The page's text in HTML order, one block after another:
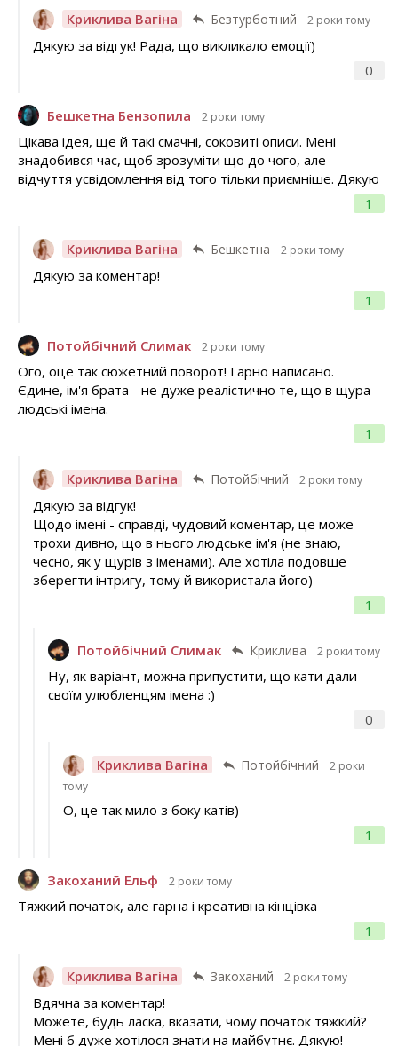
Криклива Вагіна Безтурботний 2 роки тому
0
Дякую за відгук! Рада, що викликало емоції)
Бешкетна Бензопила 2 роки тому
1
Цікава ідея, ще й такі смачні, соковиті описи. Мені
знадобився час, щоб зрозуміти що до чого, але
відчуття усвідомлення від того тільки приємніше. Дякую
Криклива Вагіна Бешкетна 2 роки тому
1
Дякую за коментар!
Потойбічний Слимак 2 роки тому
1
Ого, оце так сюжетний поворот! Гарно написано.
Єдине, ім'я брата - не дуже реалістично те, що в щура
людські імена.
Криклива Вагіна Потойбічний 2 роки тому
1
Дякую за відгук!
Щодо імені - справді, чудовий коментар, це може
трохи дивно, що в нього людське ім'я (не знаю,
чесно, як у щурів з іменами). Але хотіла подовше
зберегти інтригу, тому й використала його)
Потойбічний Слимак Криклива 2 роки тому
0
Ну, як варіант, можна припустити, що кати дали
своїм улюбленцям імена :)
Криклива Вагіна Потойбічний
2 роки
тому
1
О, це так мило з боку катів)
Закоханий Ельф 2 роки тому
1
Тяжкий початок, але гарна і креативна кінцівка
Криклива Вагіна Закоханий 2 роки тому
Вдячна за коментар!
Можете, будь ласка, вказати, чому початок тяжкий?
Мені б дуже хотілося знати на майбутнє. Дякую!